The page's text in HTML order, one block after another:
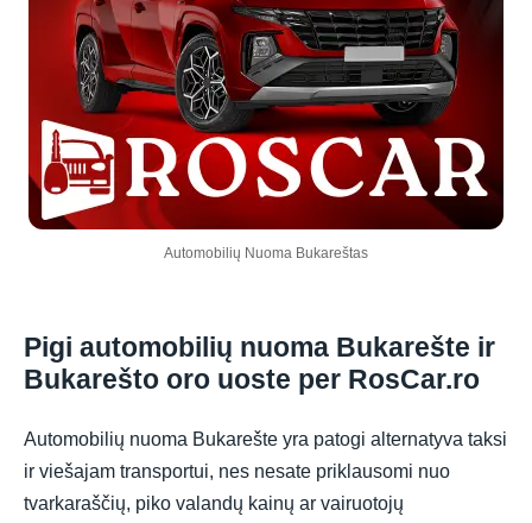
Automobilių Nuoma Bukareštas
Pigi automobilių nuoma Bukarešte ir
Bukarešto oro uoste per RosCar.ro
Automobilių nuoma Bukarešte yra patogi alternatyva taksi
ir viešajam transportui, nes nesate priklausomi nuo
tvarkaraščių, piko valandų kainų ar vairuotojų